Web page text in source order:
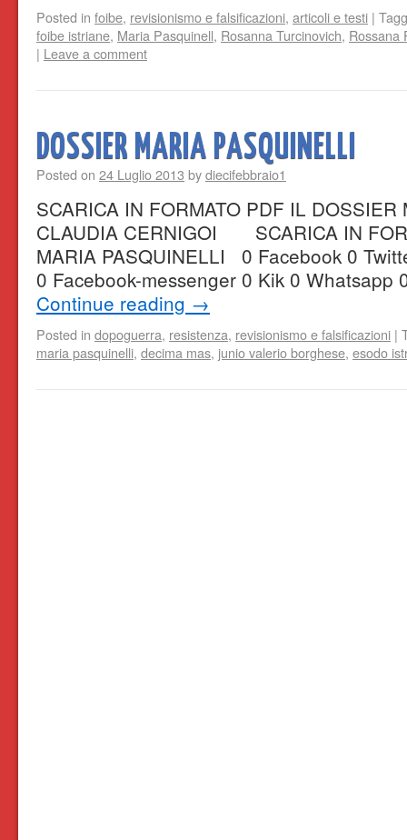
Posted in foibe, revisionismo e falsificazioni, articoli e testi |
foibe istriane, Maria Pasquinell, Rosanna Turcinovich, Rossana
| Leave a comment
DOSSIER MARIA PASQUINELLI
Posted on 24 Luglio 2013 bydiecifebbraio1
SCARICA IN FORMATO PDF IL
CLAUDIA CERNIGOI SCARICA IN
MARIA PASQUINELLI 0 Facebook 0
0 Facebook-messenger 0 Kik 0
Continue reading →
Posted in dopoguerra, resistenza, revisionismo e falsificazioni |
maria pasquinelli, decima mas, junio valerio borghese, esodo